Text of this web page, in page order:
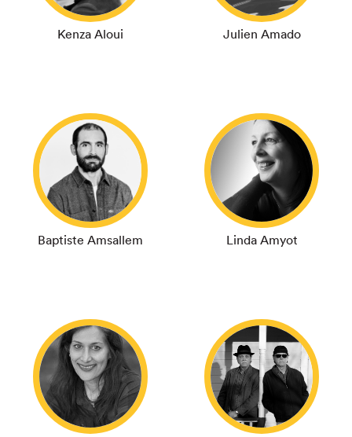
Kenza Aloui Julien Amado
Baptiste Amsallem Linda Amyot